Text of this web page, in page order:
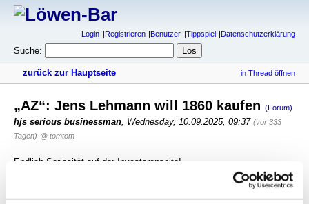
Login Registrieren Benutzer Tippspiel Datenschutzerklärung
Suche:
zurück zur Hauptseite in Thread öffnen
„AZ“: Jens Lehmann will 1860 kaufen (Forum)
hjs serious businessman, Wednesday, 10.09.2025, 09:37 (vor 333
Tagen) @ tomtom
Endlich Seriosität auf der Investorenseite!